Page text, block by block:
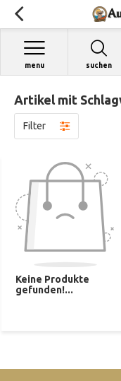
suchen
menu
Artikel mit
Filter
Keine Produkte
gefunden!...